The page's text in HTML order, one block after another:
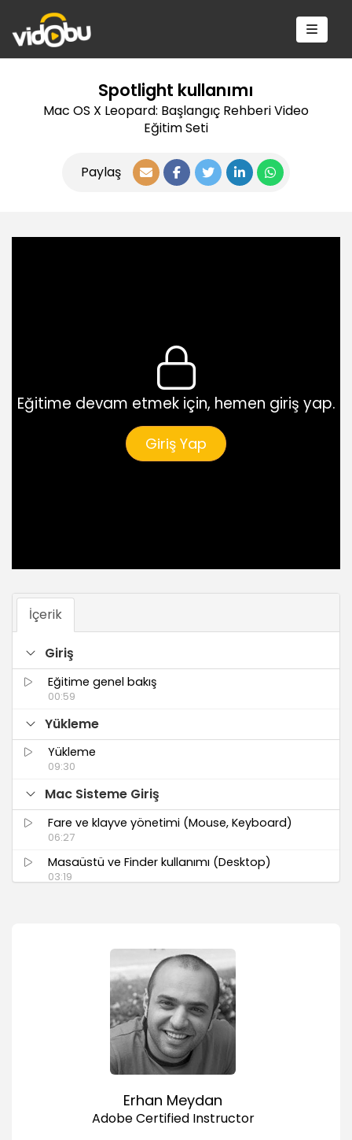
Spotlight kullanımı
Mac OS X Leopard: Başlangıç Rehberi Video
Eğitim Seti
Paylaş
Eğitime devam etmek için, hemen giriş yap.
Giriş Yap
İçerik
Giriş
Eğitime genel bakış
00:59
Yükleme
Yükleme
09:30
Mac Sisteme Giriş
Fare ve klayve yönetimi (Mouse, Keyboard)
06:27
Masaüstü ve Finder kullanımı (Desktop)
03:19
Finder Menüsü ve Window kullanımı
Side bar yönetimi, doküman bilgilerinin
kullanımı, sağ klik menüsü
Yardım menüsü kullanımı (Help Menu)
Dosya taşıma, kopyalama ve kısayol
oluşturma (Make Alias)
Erhan Meydan
Adobe Certified Instructor